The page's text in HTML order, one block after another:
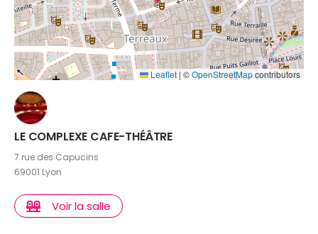
Leaflet | ©OpenStreetMapcontributors
LE COMPLEXE CAFE-THÉÂTRE
7 rue des Capucins
69001 Lyon
Voir la salle